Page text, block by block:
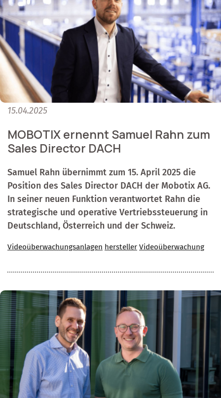
15.04.2025
MOBOTIX ernennt Samuel Rahn zum
Sales Director DACH
Samuel Rahn übernimmt zum 15. April 2025 die
Position des Sales Director DACH der Mobotix AG.
In seiner neuen Funktion verantwortet Rahn die
strategische und operative Vertriebssteuerung in
Deutschland, Österreich und der Schweiz.
Videoüberwachungsanlagen hersteller Videoüberwachung